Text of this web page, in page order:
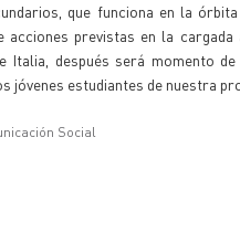
que funciona en la
previstas en la
después será momento
jóvenes estudiantes de nuestra
Social